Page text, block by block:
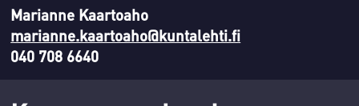
Marianne Kaartoaho
marianne.kaartoaho@kuntalehti.fi
040 708 6640